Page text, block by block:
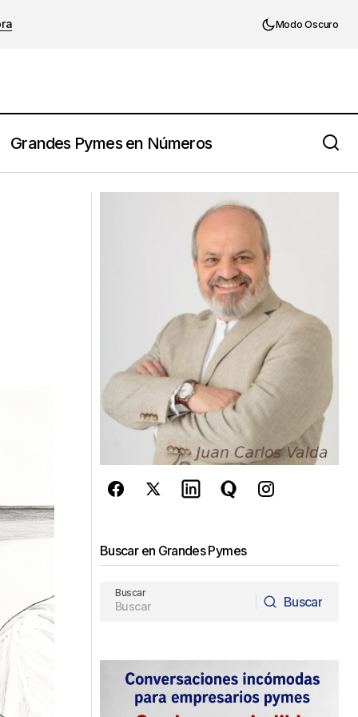
Modo Oscuro
Grandes Pymes en Números
Cómo superar 10 causas por las que
nunca logras tus metas.
Buscar en Grandes Pymes
Buscar
Buscar